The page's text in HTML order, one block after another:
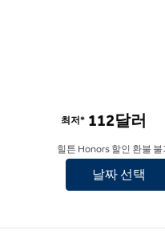
최저* 112달러
힐튼 Honors 할인 환불 불
날짜 선택